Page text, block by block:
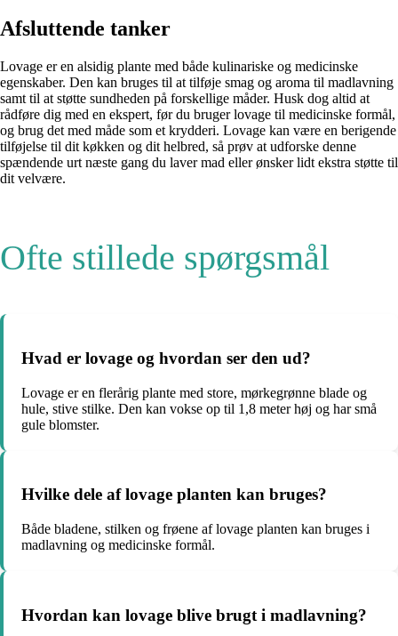
Afsluttende tanker
Lovage er en alsidig plante med både kulinariske og medicinske
egenskaber. Den kan bruges til at tilføje smag og aroma til madlavning
samt til at støtte sundheden på forskellige måder. Husk dog altid at
rådføre dig med en ekspert, før du bruger lovage til medicinske formål,
og brug det med måde som et krydderi. Lovage kan være en berigende
tilføjelse til dit køkken og dit helbred, så prøv at udforske denne
spændende urt næste gang du laver mad eller ønsker lidt ekstra støtte til
dit velvære.
Ofte stillede spørgsmål
Hvad er lovage og hvordan ser den ud?
Lovage er en flerårig plante med store, mørkegrønne blade og
hule, stive stilke. Den kan vokse op til 1,8 meter høj og har små
gule blomster.
Hvilke dele af lovage planten kan bruges?
Både bladene, stilken og frøene af lovage planten kan bruges i
madlavning og medicinske formål.
Hvordan kan lovage blive brugt i madlavning?